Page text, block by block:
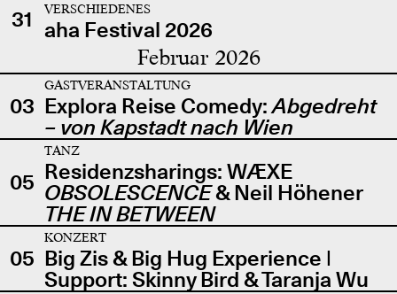
31
VERSCHIEDENES
aha Festival 2026
Februar 2026
03
GASTVERANSTALTUNG
Explora Reise Comedy:Abgedreht
– von Kapstadt nach Wien
05
TANZ
Residenzsharings: WÆXE
OBSOLESCENCE& Neil Höhener
THE IN BETWEEN
05
KONZERT
Big Zis & Big Hug Experience |
Support: Skinny Bird & Taranja Wu